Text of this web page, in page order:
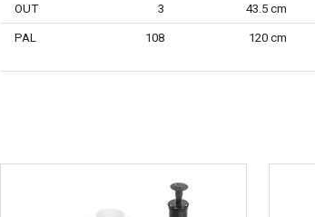
OUT 3 43.5 cm
PAL 108 120 cm